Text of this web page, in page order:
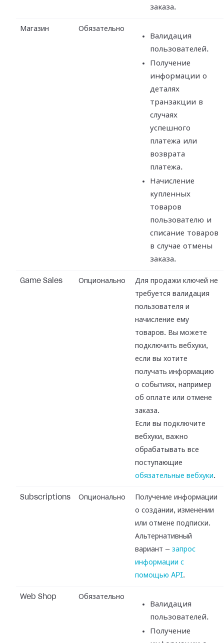
заказа.
Магазин Обязательно
Валидация
пользователей.
Получение
информации о
деталях
транзакции в
случаях
успешного
платежа или
возврата
платежа.
Начисление
купленных
товаров
пользователю и
списание товаров
в случае отмены
заказа.
Game Sales Опционально
Для продажи ключей не
требуется валидация
пользователя и
начисление ему
товаров. Вы можете
подключить вебхуки,
если вы хотите
получать информацию
о событиях, например
об оплате или отмене
заказа.
Если вы подключите
вебхуки, важно
обрабатывать все
поступающие
обязательные вебхуки.
Subscriptions Опционально
Получение информации
о создании, изменении
или отмене подписки.
Альтернативный
вариант — запрос
информации с
помощью API.
Web Shop Обязательно
Валидация
пользователей.
Получение